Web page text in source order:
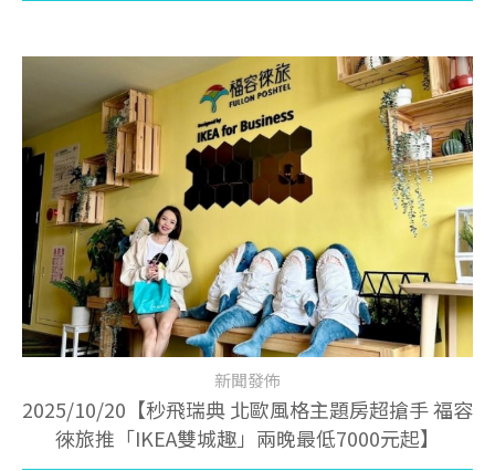
新聞發佈
2025/10/20【秒飛瑞典 北歐風格主題房超搶手 福容
徠旅推「IKEA雙城趣」兩晚最低7000元起】